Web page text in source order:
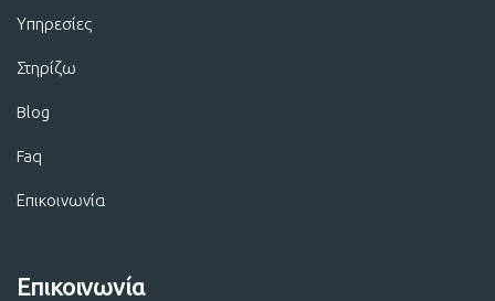
Υπηρεσίες
Στηρίζω
Blog
Faq
Επικοινωνία
Επικοινωνία